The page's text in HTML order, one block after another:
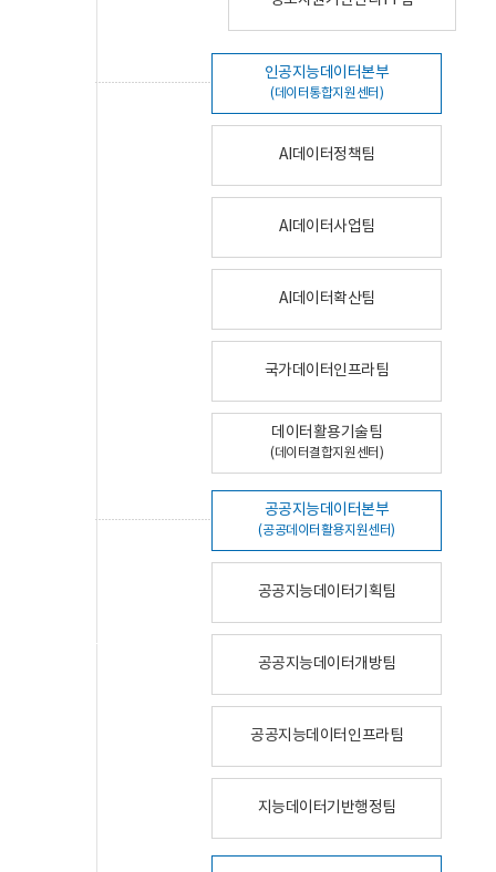
인공지능데이터본부
(데이터통합지원센터)
AI데이터정책팀
AI데이터사업팀
AI데이터확산팀
국가데이터인프라팀
데이터활용기술팀
(데이터결합지원센터)
공공지능데이터본부
(공공데이터활용지원센터)
공공지능데이터기획팀
공공지능데이터개방팀
공공지능데이터인프라팀
지능데이터기반행정팀